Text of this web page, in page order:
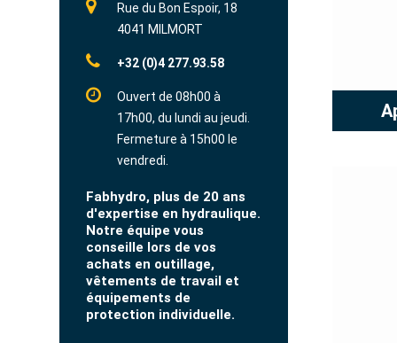
Rue du Bon Espoir, 18
4041 MILMORT
+32 (0)4 277.93.58
Ouvert de 08h00 à
17h00, du lundi au jeudi.
Fermeture à 15h00 le
vendredi.
Fabhydro, plus de 20 ans
d'expertise en hydraulique.
Notre équipe vous
conseille lors de vos
achats en outillage,
vêtements de travail et
équipements de
protection individuelle.